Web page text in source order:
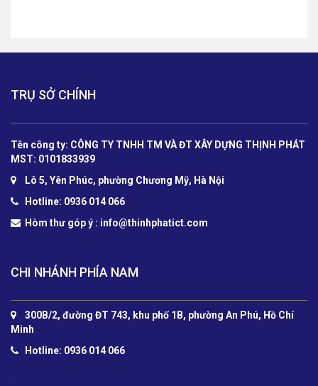
TRỤ SỞ CHÍNH
Tên công ty: CÔNG TY TNHH TM VÀ ĐT XÂY DỰNG THỊNH PHÁT
MST: 0101833939
Lô 5, Yên Phúc, phường Chương Mỹ, Hà Nội
Hotline: 0936 014 066
Hòm thư góp ý : info@thinhphatict.com
CHI NHÁNH PHÍA NAM
300B/2, đường ĐT 743, khu phố 1B, phường An Phú, Hồ Chí
Minh
Hotline: 0936 014 066
.